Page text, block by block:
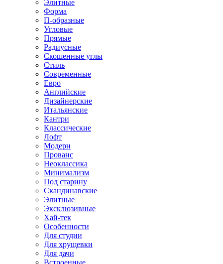
Элитные
Форма
П-образные
Угловые
Прямые
Радиусные
Скошенные углы
Стиль
Современные
Евро
Английские
Дизайнерские
Итальянские
Кантри
Классические
Лофт
Модерн
Прованс
Неоклассика
Минимализм
Под старину
Скандинавские
Элитные
Эксклюзивные
Хай-тек
Особенности
Для студии
Для хрущевки
Для дачи
Встроенные